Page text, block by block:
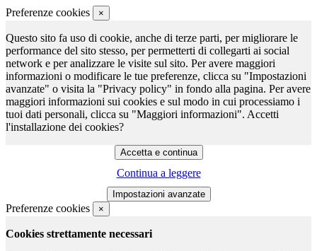
Preferenze cookies ×
Questo sito fa uso di cookie, anche di terze parti, per migliorare le
performance del sito stesso, per permetterti di collegarti ai social
network e per analizzare le visite sul sito. Per avere maggiori
informazioni o modificare le tue preferenze, clicca su "Impostazioni
avanzate" o visita la "Privacy policy" in fondo alla pagina. Per avere
maggiori informazioni sui cookies e sul modo in cui processiamo i
tuoi dati personali, clicca su "Maggiori informazioni". Accetti
l'installazione dei cookies?
Continua a leggere
Preferenze cookies ×
Cookies strettamente necessari